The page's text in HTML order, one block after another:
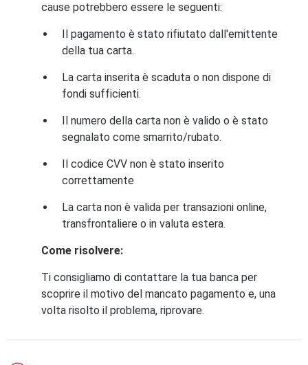
cause potrebbero essere le seguenti:
Il pagamento è stato rifiutato dall'emittente
della tua carta.
La carta inserita è scaduta o non dispone di
fondi sufficienti.
Il numero della carta non è valido o è stato
segnalato come smarrito/rubato.
Il codice CVV non è stato inserito
correttamente
La carta non è valida per transazioni online,
transfrontaliere o in valuta estera.
Come risolvere:
Ti consigliamo di contattare la tua banca per
scoprire il motivo del mancato pagamento e, una
volta risolto il problema, riprovare.